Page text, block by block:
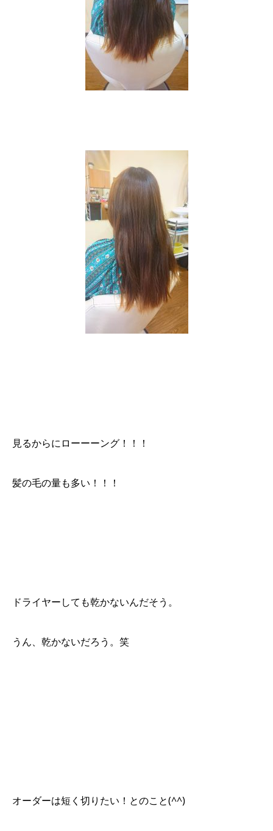
見るからにローーーング！！！
髪の毛の量も多い！！！
ドライヤーしても乾かないんだそう。
うん、乾かないだろう。笑
オーダーは短く切りたい！とのこと(^^)